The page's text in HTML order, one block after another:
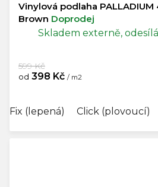
Vinylová podlaha
Brown Doprodej
Skladem externě,
od 398 Kč / m2
599 Kč
Fix (lepená) Click (plovoucí)